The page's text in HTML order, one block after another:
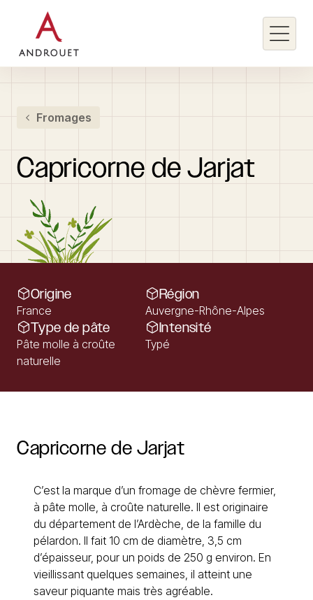
Rechercher un mot clé
Fromages
Capricorne de Jarjat
Origine
France
Région
Auvergne-Rhône-Alpes
Type de pâte
Pâte molle à croûte
naturelle
Intensité
Typé
Capricorne de Jarjat
C’est la marque d’un fromage de chèvre fermier,
à pâte molle, à croûte naturelle. Il est originaire
du département de l’Ardèche, de la famille du
pélardon. Il fait 10 cm de diamètre, 3,5 cm
d’épaisseur, pour un poids de 250 g environ. En
vieillissant quelques semaines, il atteint une
saveur piquante mais très agréable.